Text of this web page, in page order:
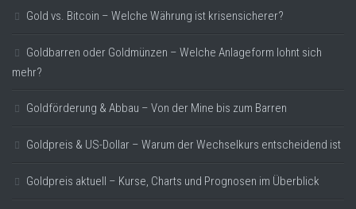
Gold vs. Bitcoin – Welche Währung ist krisensicherer?
Goldbarren oder Goldmünzen – Welche Anlageform lohnt sich
mehr?
Goldförderung & Abbau – Von der Mine bis zum Barren
Goldpreis & US-Dollar – Warum der Wechselkurs entscheidend ist
Goldpreis aktuell – Kurse, Charts und Prognosen im Überblick